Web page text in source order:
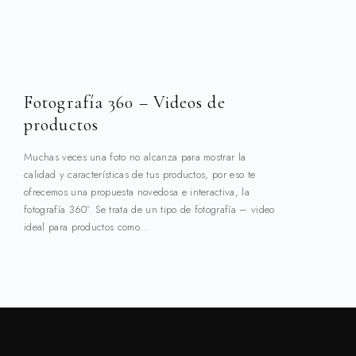
Fotografía 360 – Videos de
productos
Muchas veces una foto no alcanza para mostrar la
calidad y características de tus productos, por eso te
ofrecemos una propuesta novedosa e interactiva, la
fotografía 360º. Se trata de un tipo de fotografía – video
ideal para productos como…